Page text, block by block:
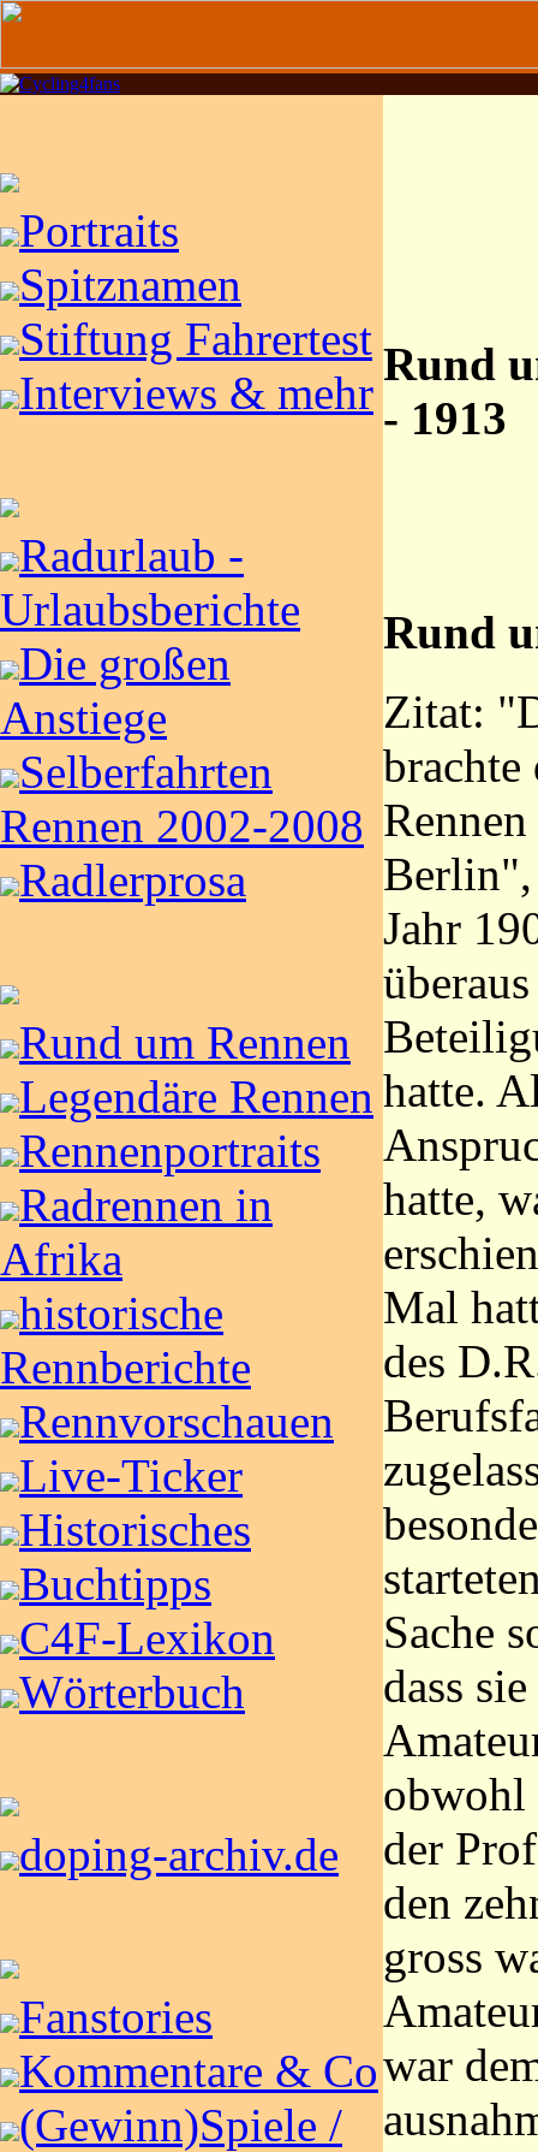
Portraits
Spitznamen
Stiftung Fahrertest
Interviews & mehr
Radurlaub -
Urlaubsberichte
Die großen
Anstiege
Selberfahrten
Rennen 2002-2008
Radlerprosa
Rund um Rennen
Legendäre Rennen
Rennenportraits
Radrennen in
Afrika
historische
Rennberichte
Rennvorschauen
Live-Ticker
Historisches
Buchtipps
C4F-Lexikon
Wörterbuch
doping-archiv.de
Fanstories
Kommentare & Co
(Gewinn)Spiele /
Rund
- 1913
Rund
Zitat:
brachte
Jahr
hatte.
hatte,
Mal
des
Sache
dass
obwohl
der
den
gross
war